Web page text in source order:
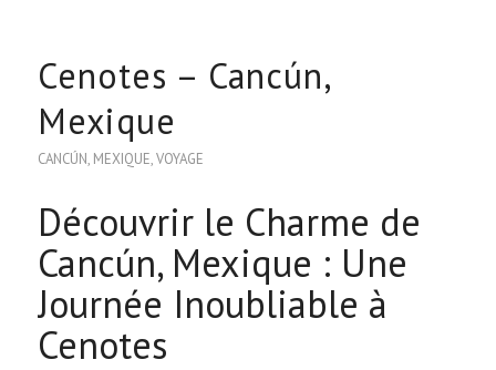
Cenotes – Cancún,
Mexique
CANCÚN, MEXIQUE,VOYAGE
Découvrir le Charme de
Cancún, Mexique : Une
Journée Inoubliable à
Cenotes